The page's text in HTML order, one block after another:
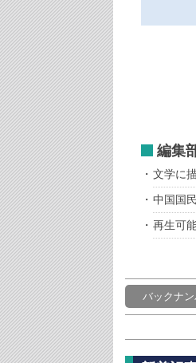
編集
文学に
中国国
再生可
バックナン